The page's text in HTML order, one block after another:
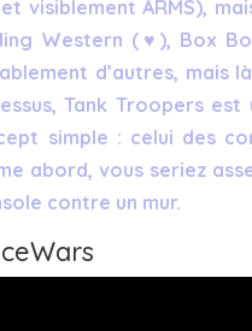
visiblement ARMS),
Western (♥), Box
d’autres, mais
Tank Troopers
simple : celui des
abord, vous seriez
contre un mur.